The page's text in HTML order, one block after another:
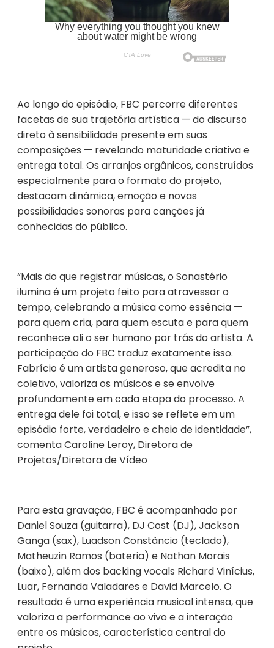
Ao longo do episódio, FBC percorre diferentes
facetas de sua trajetória artística — do discurso
direto à sensibilidade presente em suas
composições — revelando maturidade criativa e
entrega total. Os arranjos orgânicos, construídos
especialmente para o formato do projeto,
destacam dinâmica, emoção e novas
possibilidades sonoras para canções já
conhecidas do público.
“Mais do que registrar músicas, o Sonastério
ilumina é um projeto feito para atravessar o
tempo, celebrando a música como essência —
para quem cria, para quem escuta e para quem
reconhece ali o ser humano por trás do artista. A
participação do FBC traduz exatamente isso.
Fabrício é um artista generoso, que acredita no
coletivo, valoriza os músicos e se envolve
profundamente em cada etapa do processo. A
entrega dele foi total, e isso se reflete em um
episódio forte, verdadeiro e cheio de identidade”,
comenta Caroline Leroy, Diretora de
Projetos/Diretora de Vídeo
Para esta gravação, FBC é acompanhado por
Daniel Souza (guitarra), DJ Cost (DJ),Jackson
Ganga (sax), Luadson Constâncio (teclado),
Matheuzin Ramos (bateria) e Nathan Morais
(baixo), além dos backing vocals Richard Vinícius,
Luar, Fernanda Valadares e David Marcelo. O
resultado é uma experiência musical intensa, que
valoriza a performance ao vivo e a interação
entre os músicos, característica central do